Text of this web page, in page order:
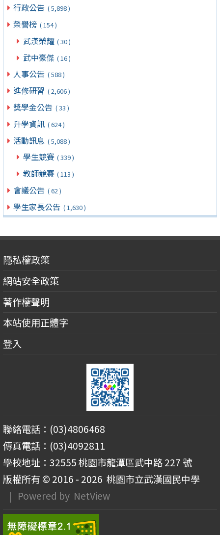
行政公告 ( 5,898 )
榮譽榜 ( 154 )
武漢榮耀 ( 30 )
武中豪傑 ( 16 )
人事公告 ( 588 )
進修研習 ( 2,606 )
獎學金公告 ( 33 )
升學資訊 ( 624 )
活動訊息 ( 5,088 )
學生競賽 ( 339 )
教師競賽 ( 113 )
會議公告 ( 62 )
學生家長公告 ( 1,630 )
隱私權政策
網站安全政策
著作權聲明
本站使用正體字
登入
聯絡電話：(03)4806468
傳真電話：(03)4092811
學校地址：32555 桃園市龍潭區武中路 227 號
版權所有 © 2016 - 2026 桃園市立武漢國民中學
| Powered by NetView